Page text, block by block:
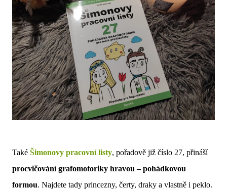
Také Šimonovy pracovní listy, pořadově již číslo 27, přináší
procvičování grafomotoriky hravou – pohádkovou
formou. Najdete tady princezny, čerty, draky a vlastně i peklo.